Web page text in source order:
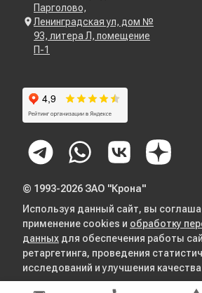
Парголово,
Ленинградская ул, дом №
93, литера Л, помещение
П-1
© 1993-2026 ЗАО "Крона"
Используя данный сайт, вы
применение cookies и обработку
данных для обеспечения работы
ретаргетинга, проведения
исследований и улучшения